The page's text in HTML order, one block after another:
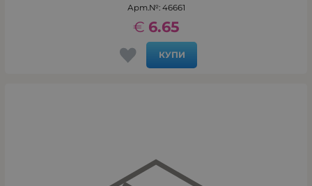
Арт.№: 46661
6.65
€
КУПИ